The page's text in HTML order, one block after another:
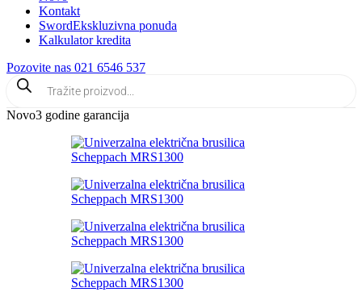
Kontakt
SwordEkskluzivna ponuda
Kalkulator kredita
Pozovite nas 021 6546 537
Novo3 godine garancija